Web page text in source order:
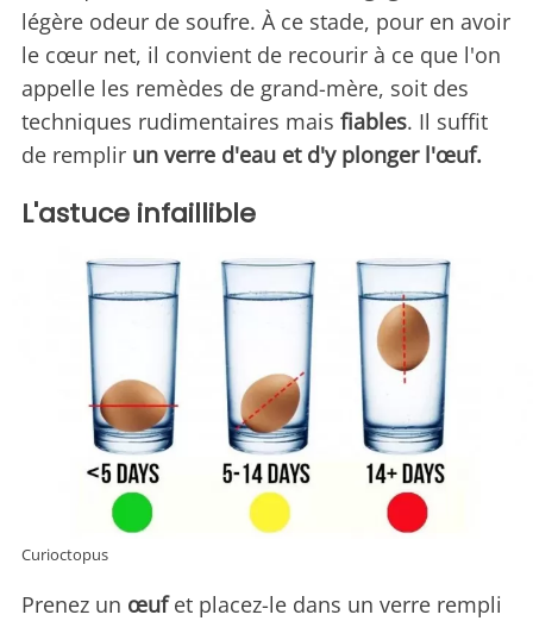
légère odeur de soufre. À ce stade, pour en avoir
le cœur net, il convient de recourir à ce que l'on
appelle les remèdes de grand-mère, soit des
techniques rudimentaires mais fiables. Il suffit
de remplir un verre d'eau et d'y plonger l'œuf.
L'astuce infaillible
Curioctopus
Prenez un œufet placez-le dans un verre rempli